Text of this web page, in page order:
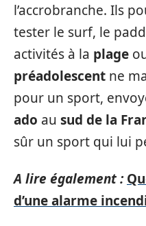
l’accrobranche. Ils
tester le surf, le
activités à la plage
préadolescent ne
pour un sport,
ado au sud de la
sûr un sport qui lui
A lire également :
d’une alarme